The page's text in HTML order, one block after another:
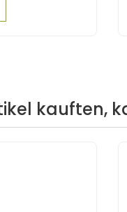
kauften,